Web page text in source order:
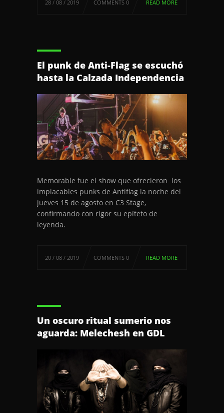
28 / 08 / 2019 COMMENTS 0 READ MORE
El punk de Anti-Flag se escuchó
hasta la Calzada Independencia
Memorable fue el show que ofrecieron los
implacables punks de Antiflag la noche del
jueves 15 de agosto en C3 Stage,
confirmando con rigor su epíteto de
leyenda.
20 / 08 / 2019 COMMENTS 0 READ MORE
Un oscuro ritual sumerio nos
aguarda: Melechesh en GDL